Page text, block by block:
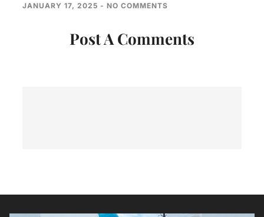
JANUARY 17, 2025 NO COMMENTS
Post A Comments